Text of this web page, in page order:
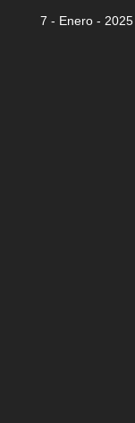
7 - Enero - 2025